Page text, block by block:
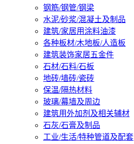
钢筋/钢管/钢梁
水泥/砂浆/混凝土及制品
建筑/家居用涂料油漆
各种板材/木地板/人造板
建筑装饰家居五金件
石材/石料/石板
地砖/墙砖/瓷砖
保温/隔热材料
玻璃/幕墙及周边
建筑用外加剂及相关辅材
石灰/石膏及制品
工业/生活/特种管道及配套